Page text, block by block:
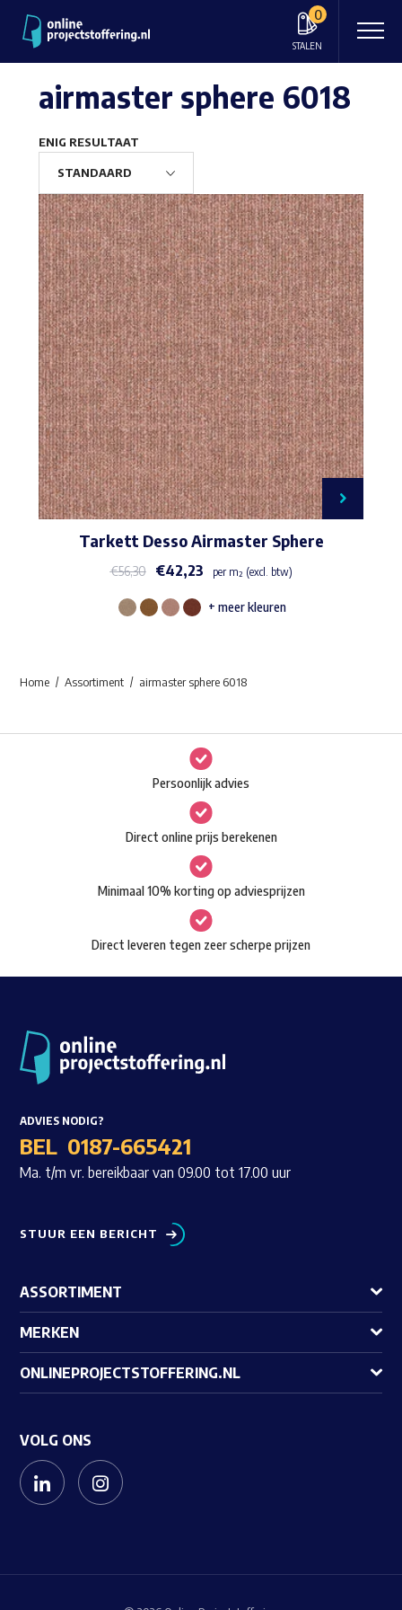
0
STALEN
Waar ben je naar op zoek?
airmaster sphere 6018
ENIG RESULTAAT
Tarkett Desso Airmaster Sphere
€56,30 €42,23 per m² (excl. btw)
Dit
Deze
optie
kan
gekozen
worden
op
de
productpagina
+ meer kleuren
Home Assortiment airmaster sphere 6018
Persoonlijk advies
Direct online prijs berekenen
Minimaal 10% korting op adviesprijzen
Direct leveren tegen zeer scherpe prijzen
ADVIES NODIG?
BEL 0187-665421
Ma. t/m vr. bereikbaar van 09.00 tot 17.00 uur
STUUR EEN BERICHT
ASSORTIMENT
MERKEN
ONLINEPROJECTSTOFFERING.NL
VOLG ONS